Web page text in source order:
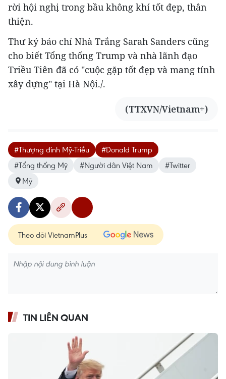
rời hội nghị trong bầu không khí tốt đẹp, thân
thiện.
Thư ký báo chí Nhà Trắng Sarah Sanders cũng
cho biết Tổng thống Trump và nhà lãnh đạo
Triều Tiên đã có "cuộc gặp tốt đẹp và mang tính
xây dựng" tại Hà Nội./.
(TTXVN/Vietnam+)
#Thượng đỉnh Mỹ-Triều
#Donald Trump
#Tổng thống Mỹ
#Người dân Việt Nam
#Twitter
Mỹ
Theo dõi VietnamPlus
TIN LIÊN QUAN